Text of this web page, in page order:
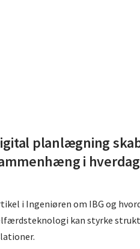
planlægning
i
i Ingeniøren om IBG og
kan styrke